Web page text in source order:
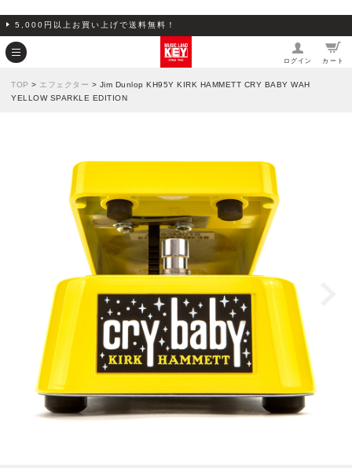
5,000円以上お買い上げで送料無料！
ログイン カート
TOP > エフェクター > Jim Dunlop KH95Y KIRK HAMMETT CRY BABY WAH
YELLOW SPARKLE EDITION